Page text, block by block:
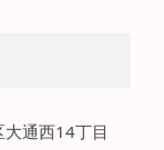
通西14丁目